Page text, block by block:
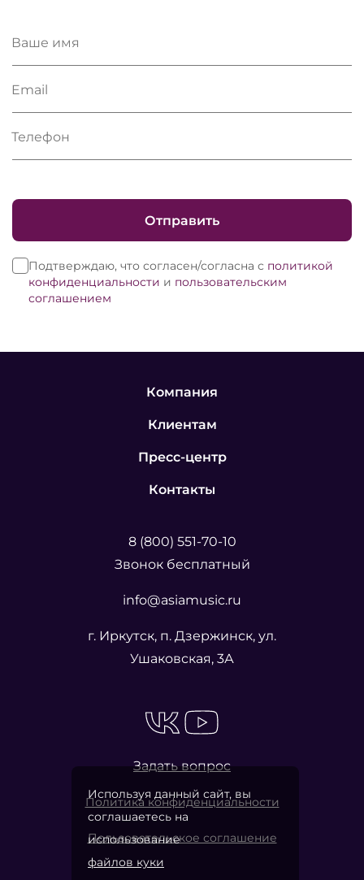
Ваше имя
Email
Телефон
Подтверждаю, что согласен/согласна с политикой
конфиденциальности и пользовательским
соглашением
Отправить
Компания
Клиентам
Пресс-центр
Контакты
8 (800) 551-70-10
Звонок бесплатный
info@asiamusic.ru
г. Иркутск, п. Дзержинск, ул.
Ушаковская, 3А
Задать вопрос
Политика конфиденциальности
Пользовательское соглашение
Используя данный сайт, вы
соглашаетесь на
использование
файлов куки